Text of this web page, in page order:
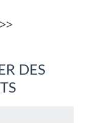
>>
DES